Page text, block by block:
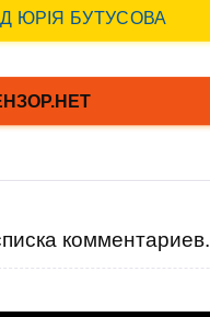
комментариев.